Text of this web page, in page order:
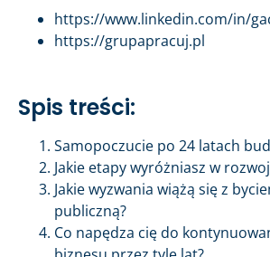
https://www.linkedin.com/in/
https://grupapracuj.pl
Spis treści:
Samopoczucie po 24 latach
Jakie etapy wyróżniasz w
Jakie wyzwania wiążą się z
publiczną?
Co napędza cię do